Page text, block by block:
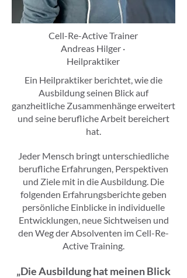
Cell-Re-Active Trainer
Andreas Hilger ·
Heilpraktiker
Ein Heilpraktiker berichtet, wie die
Ausbildung seinen Blick auf
ganzheitliche Zusammenhänge erweitert
und seine berufliche Arbeit bereichert
hat.
Jeder Mensch bringt unterschiedliche
berufliche Erfahrungen, Perspektiven
und Ziele mit in die Ausbildung. Die
folgenden Erfahrungsberichte geben
persönliche Einblicke in individuelle
Entwicklungen, neue Sichtweisen und
den Weg der Absolventen im Cell-Re-
Active Training.
„Die Ausbildung hat meinen Blick